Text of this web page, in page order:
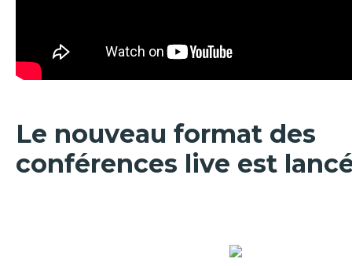
Le nouveau format des
conférences live est